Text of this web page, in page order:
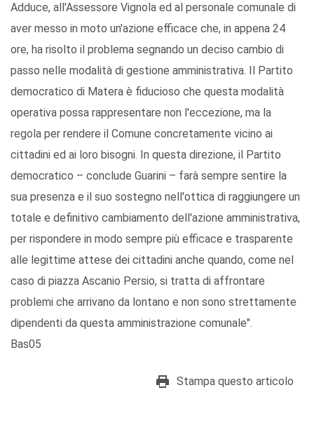
Adduce, all'Assessore Vignola ed al personale comunale di
aver messo in moto un'azione efficace che, in appena 24
ore, ha risolto il problema segnando un deciso cambio di
passo nelle modalità di gestione amministrativa. Il Partito
democratico di Matera è fiducioso che questa modalità
operativa possa rappresentare non l'eccezione, ma la
regola per rendere il Comune concretamente vicino ai
cittadini ed ai loro bisogni. In questa direzione, il Partito
democratico – conclude Guarini – farà sempre sentire la
sua presenza e il suo sostegno nell'ottica di raggiungere un
totale e definitivo cambiamento dell'azione amministrativa,
per rispondere in modo sempre più efficace e trasparente
alle legittime attese dei cittadini anche quando, come nel
caso di piazza Ascanio Persio, si tratta di affrontare
problemi che arrivano da lontano e non sono strettamente
dipendenti da questa amministrazione comunale".
Bas05
Stampa questo articolo